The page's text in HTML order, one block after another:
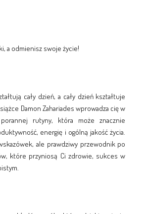
a odmienisz swoje życie!
cały dzień, a cały dzień kształtuje
Damon Zahariades wprowadza cię w
rutyny, która może znacznie
energię i ogólną jakość życia.
ale prawdziwy przewodnik po
które przyniosą Ci zdrowie, sukces w